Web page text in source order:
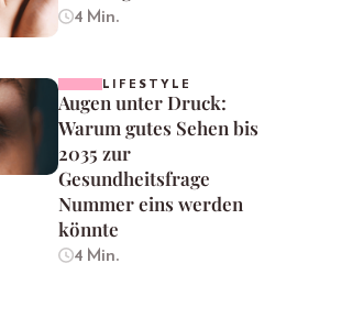
4 Min.
LIFESTYLE
Augen unter Druck:
Warum gutes Sehen bis
2035 zur
Gesundheitsfrage
Nummer eins werden
könnte
4 Min.